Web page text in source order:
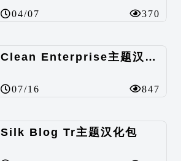
04/07 370
Clean Enterprise主题汉化包
07/16 847
Silk Blog Tr主题汉化包